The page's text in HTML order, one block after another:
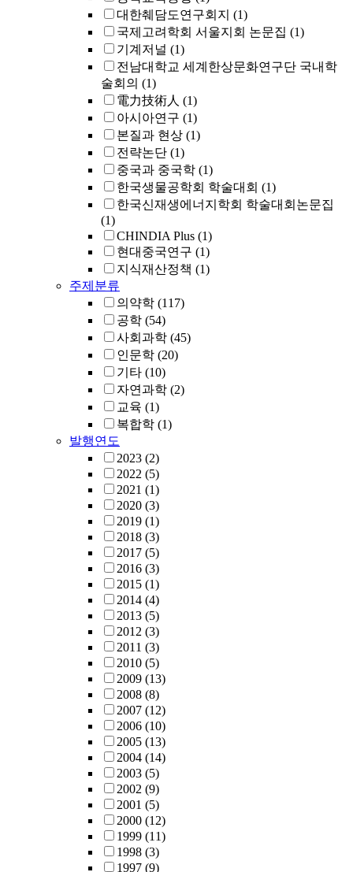
대한췌담도연구회지 (1)
국제고려학회 서울지회 논문집 (1)
기계저널 (1)
전남대학교 세계한상문화연구단 국내학
술회의 (1)
電力技術人 (1)
아시아연구 (1)
본질과 현상 (1)
전략논단 (1)
중국과 중국학 (1)
한국생물공학회 학술대회 (1)
한국신재생에너지학회 학술대회논문집
(1)
CHINDIA Plus (1)
현대중국연구 (1)
지식재산정책 (1)
주제분류
의약학 (117)
공학 (54)
사회과학 (45)
인문학 (20)
기타 (10)
자연과학 (2)
교육 (1)
복합학 (1)
발행연도
2023 (2)
2022 (5)
2021 (1)
2020 (3)
2019 (1)
2018 (3)
2017 (5)
2016 (3)
2015 (1)
2014 (4)
2013 (5)
2012 (3)
2011 (3)
2010 (5)
2009 (13)
2008 (8)
2007 (12)
2006 (10)
2005 (13)
2004 (14)
2003 (5)
2002 (9)
2001 (5)
2000 (12)
1999 (11)
1998 (3)
1997 (9)